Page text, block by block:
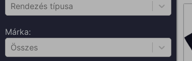
Rendezés típusa
Márka:
Összes